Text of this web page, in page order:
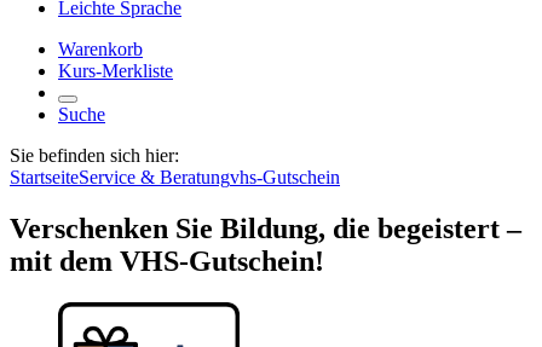
Leichte Sprache
Warenkorb
Kurs-Merkliste
Suche
Sie befinden sich hier:
StartseiteService & Beratungvhs-Gutschein
Verschenken Sie Bildung, die begeistert –
mit dem VHS-Gutschein!